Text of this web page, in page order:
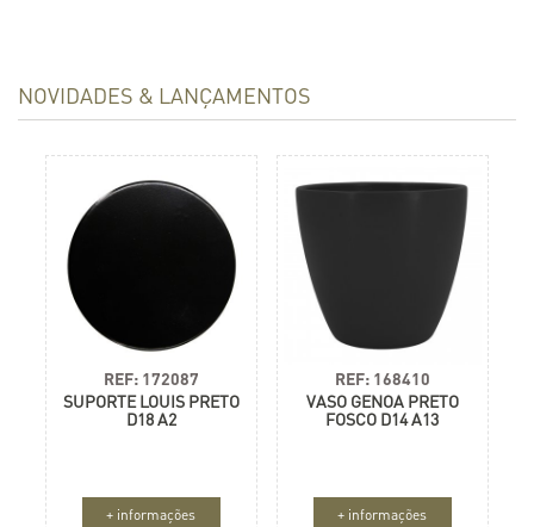
MATERIAL
DIÂMETRO 0 CM até 90 CM
ALTURA 0 CM até 200 CM
FURO
TAMANHO POTE
CARACTERÍSTICAS
BUSCAR
NOVIDADES & LANÇAMENTOS
REF: 172087
SUPORTE LOUIS PRETO
D18 A2
+ informações
REF: 168410
VASO GENOA PRETO
FOSCO D14 A13
+ informações